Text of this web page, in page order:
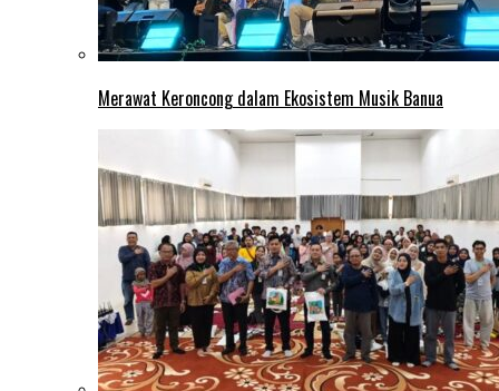
Merawat Keroncong dalam Ekosistem Musik Banua